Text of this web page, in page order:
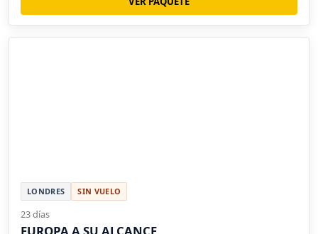
LONDRES SIN VUELO
23 días